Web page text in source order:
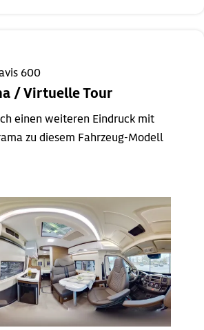
600
/ Virtuelle Tour
einen weiteren Eindruck mit
zu diesem Fahrzeug-Modell